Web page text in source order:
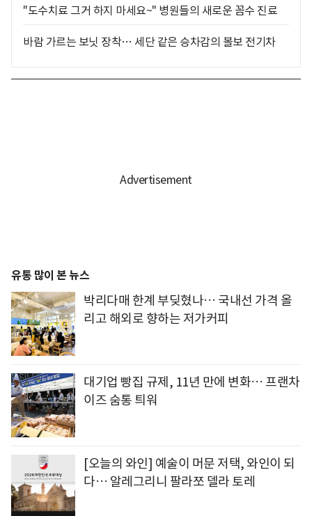
"도수치료 그거 하지 마세요~" 병원들의 새로운 꼼수 진료
바람 가르는 보닛 장착… 세단 같은 승차감의 볼보 전기차
유통 많이 본 뉴스
박리다매 한계 부딪혔나… 국내선 가격 올
리고 해외로 향하는 저가커피
대기업 빵집 규제, 11년 만에 변화… 프랜차
이즈 숨통 틔워
[오늘의 와인] 예술이 머문 저택, 와인이 되
다… 알레그리니 팔라쪼 델라 토레